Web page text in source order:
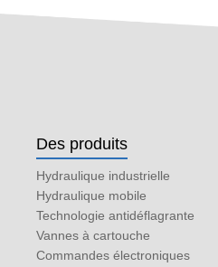
Des produits
Hydraulique industrielle
Hydraulique mobile
Technologie antidéflagrante
Vannes à cartouche
Commandes électroniques